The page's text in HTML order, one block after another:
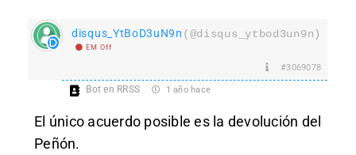
disqus_YtBoD3uN9n (@disqus_ytbod3un9n)
EM Off
#3069078
Bot en RRSS 1 año hace
El único acuerdo posible es la devolución del
Peñón.